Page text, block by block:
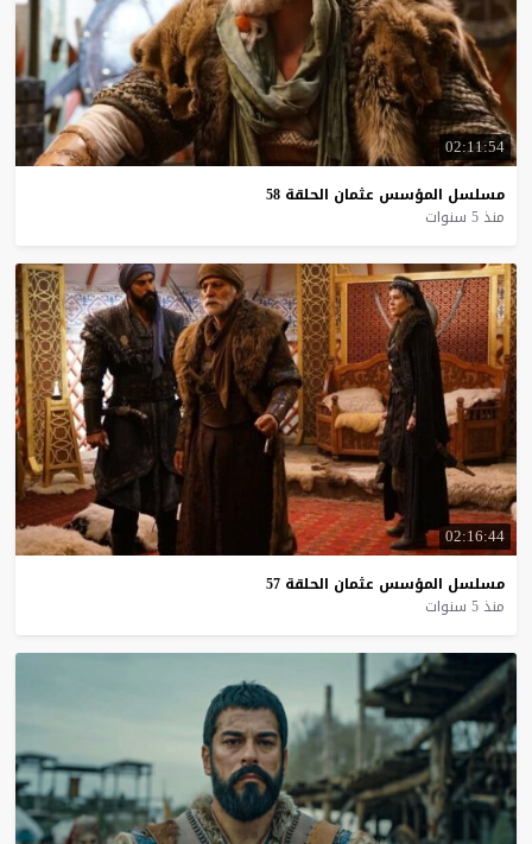
02:11:54
مسلسل المؤسس عثمان الحلقة 58
منذ 5 سنوات
02:16:44
مسلسل المؤسس عثمان الحلقة 57
منذ 5 سنوات